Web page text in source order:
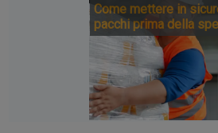
Come mettere in
pacchi prima della